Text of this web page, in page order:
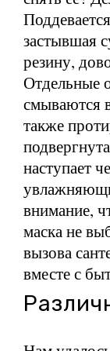
застывшая
резину,
Отдельные
смываются
также
наступает
внимание,
маска не
вызова
вместе с